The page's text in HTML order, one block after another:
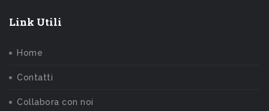
Link Utili
Home
Contatti
Collabora con noi